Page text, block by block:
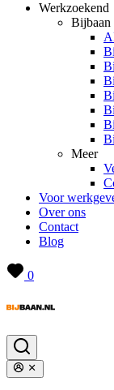
Werkzoekend
Bijbaan
Meer
Voor
Over ons
Contact
Blog
0